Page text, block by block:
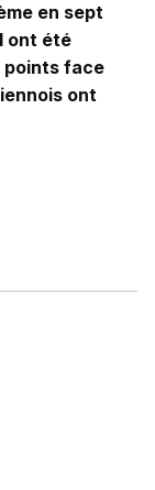
en sept
ont été
points face
ont